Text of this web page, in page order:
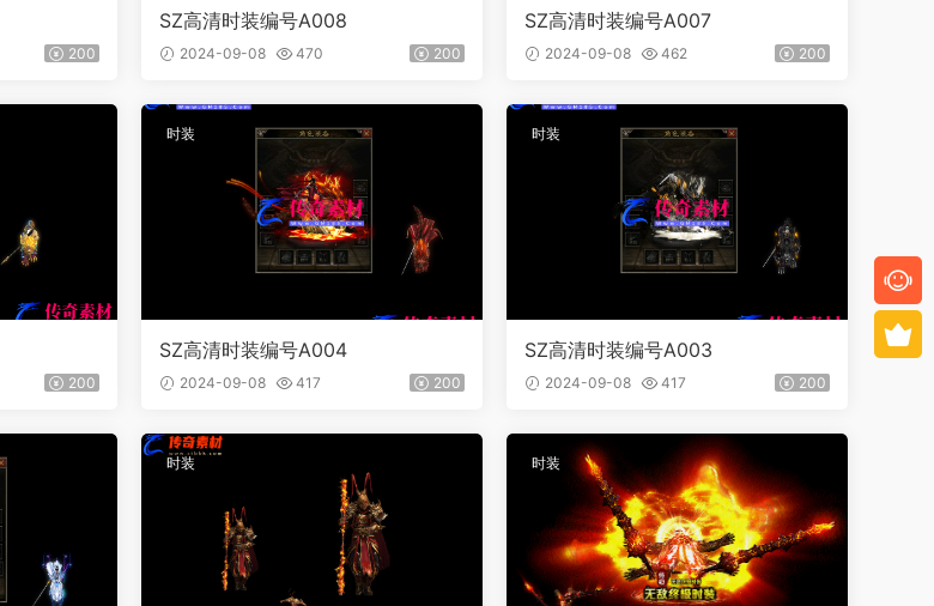
200
SZ高清时装编号A008
2024-09-08 470 200
SZ高清时装编号A007
2024-09-08 462 200
200
时装
SZ高清时装编号A004
2024-09-08 417 200
时装
SZ高清时装编号A003
2024-09-08 417 200
时装 时装